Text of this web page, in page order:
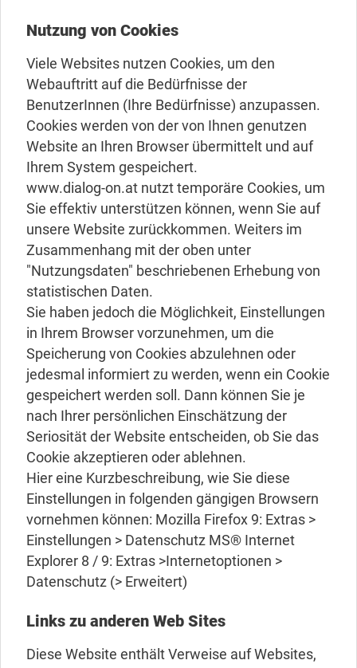
Nutzung von Cookies
Viele Websites nutzen Cookies, um den
Webauftritt auf die Bedürfnisse der
BenutzerInnen (Ihre Bedürfnisse) anzupassen.
Cookies werden von der von Ihnen genutzen
Website an Ihren Browser übermittelt und auf
Ihrem System gespeichert.
www.dialog-on.at nutzt temporäre Cookies, um
Sie effektiv unterstützen können, wenn Sie auf
unsere Website zurückkommen. Weiters im
Zusammenhang mit der oben unter
"Nutzungsdaten" beschriebenen Erhebung von
statistischen Daten.
Sie haben jedoch die Möglichkeit, Einstellungen
in Ihrem Browser vorzunehmen, um die
Speicherung von Cookies abzulehnen oder
jedesmal informiert zu werden, wenn ein Cookie
gespeichert werden soll. Dann können Sie je
nach Ihrer persönlichen Einschätzung der
Seriosität der Website entscheiden, ob Sie das
Cookie akzeptieren oder ablehnen.
Hier eine Kurzbeschreibung, wie Sie diese
Einstellungen in folgenden gängigen Browsern
vornehmen können: Mozilla Firefox 9: Extras >
Einstellungen > Datenschutz MS® Internet
Explorer 8 / 9: Extras >Internetoptionen >
Datenschutz (> Erweitert)
Links zu anderen Web Sites
Diese Website enthält Verweise auf Websites,